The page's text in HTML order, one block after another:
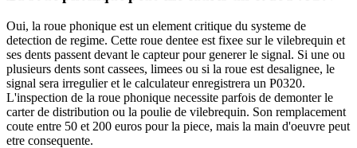
Oui, la roue phonique est un element critique du systeme de
detection de regime. Cette roue dentee est fixee sur le vilebrequin et
ses dents passent devant le capteur pour generer le signal. Si une ou
plusieurs dents sont cassees, limees ou si la roue est desalignee, le
signal sera irregulier et le calculateur enregistrera un P0320.
L'inspection de la roue phonique necessite parfois de demonter le
carter de distribution ou la poulie de vilebrequin. Son remplacement
coute entre 50 et 200 euros pour la piece, mais la main d'oeuvre peut
etre consequente.